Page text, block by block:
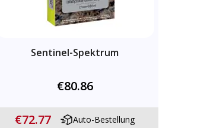
Sentinel-Spektrum
€80.86
€72.77 Auto-Bestellung